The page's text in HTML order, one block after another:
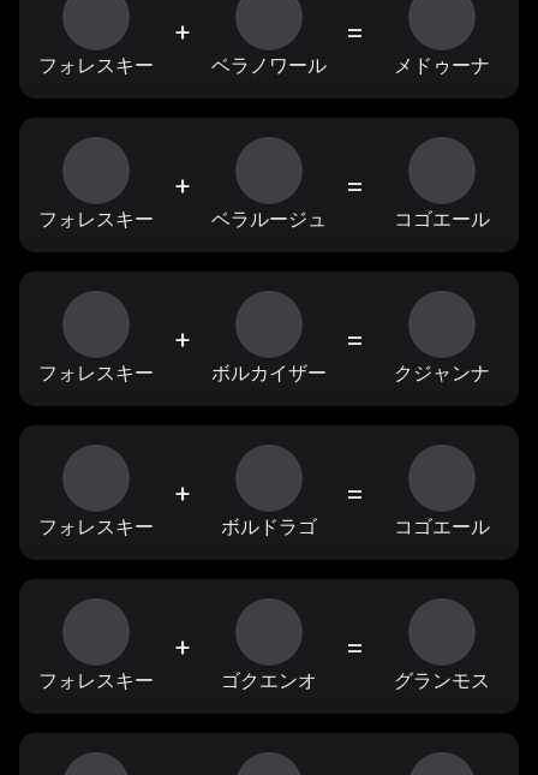
フォレスキー
+
ベラノワール
=
メドゥーナ
フォレスキー
+
ベラルージュ
=
コゴエール
フォレスキー
+
ボルカイザー
=
クジャンナ
フォレスキー
+
ボルドラゴ
=
コゴエール
フォレスキー
+
ゴクエンオ
=
グランモス